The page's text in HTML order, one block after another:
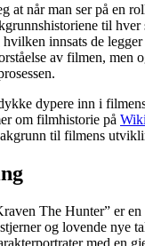
at når man ser på en
til
innsats de
av filmen, men
dypere inn i
om filmhistorie på
til filmens
The Hunter” er
og lovende nye
med en